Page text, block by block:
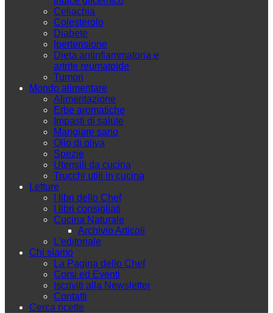
Celiachia
Colesterolo
Diabete
Ipertensione
Dieta antinfiammatoria e
artrite reumatoide
Tumori
Mondo alimentare
Alimentazione
Erbe aromatiche
Impasti di salute
Mangiare sano
Olio di oliva
Spezie
Utensili da cucina
Trucchi utili in cucina
Letture
I libri dello Chef
I libri consigliati
Cucina Naturale
Archivio Articoli
L'editoriale
Chi siamo
La Pagina dello Chef
Corsi ed Eventi
Iscriviti alla Newsletter
Contatti
Cerca ricette